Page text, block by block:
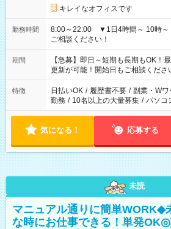
キレイなオフィスです
勤務時間
8:00～22:00 ▼1日4時間～ 10時～
ご相談ください！
期間
【急募】即日～短期も長期もOK！
更新が可能！開始日もご相談くださ
特徴 日払いOK / 履歴書不要 / 副業・Wワ
勤務 / 10名以上の大量募集 / パソコ
気になる！ 応募する
未読
マニュアル通りに簡単WORK◆
な時にお仕事できる！単発